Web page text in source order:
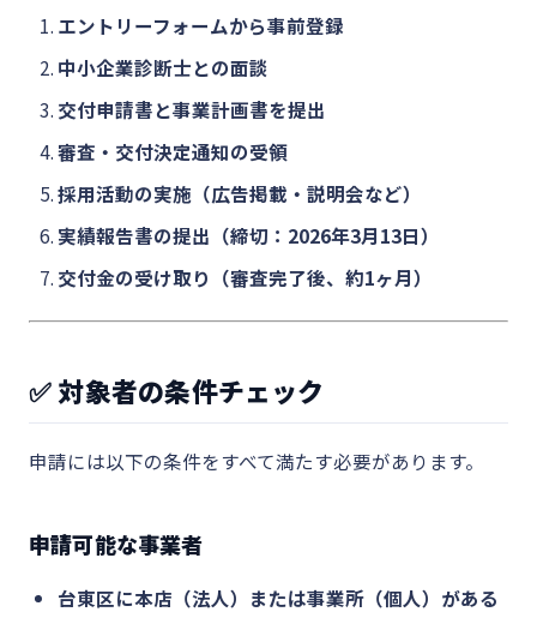
エントリーフォームから事前登録
中小企業診断士との面談
交付申請書と事業計画書を提出
審査・交付決定通知の受領
採用活動の実施（広告掲載・説明会など）
実績報告書の提出（締切：2026年3月13日）
交付金の受け取り（審査完了後、約1ヶ月）
✅ 対象者の条件チェック
申請には以下の条件をすべて満たす必要があります。
申請可能な事業者
台東区に本店（法人）または事業所（個人）がある